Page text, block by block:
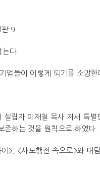
판 9
다.
업들이 이렇게 되기를 소망한
립자 이재철 목사 저서 특
하는 것을 원칙으로 하였다.
>, <사도행전 속으로>와 대